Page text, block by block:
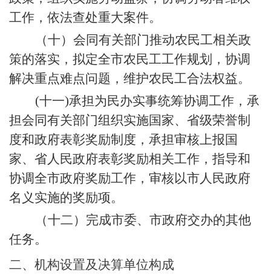
工作，依法查处重大案件。
（十）会同有关部门推动农民工相关政
策的落实，拟定全市农民工工作规划，协调
解决重点难点问题，维护农民工合法权益。
(十一)承担为民办实事统筹协调工作，承
担会同有关部门组织实施国家、省级荣誉制
度和政府表彰奖励制度，承担审核上报国
家、省人民政府表彰奖励相关工作，指导和
协调全市政府奖励工作，审核以市人民政府
名义实施的奖励项。
（十二）完成市委、市政府交办的其他
任务。
二、机构设置及决算单位构成